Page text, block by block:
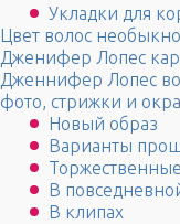
Укладки для
Цвет волос
Дженифер Лопес
Дженнифер Лопес
фото, стрижки и
Новый образ
Варианты
В
В клипах